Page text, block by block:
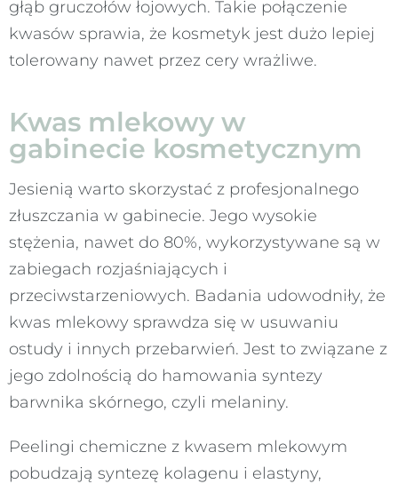
głąb gruczołów łojowych. Takie połączenie
kwasów sprawia, że kosmetyk jest dużo lepiej
tolerowany nawet przez cery wrażliwe.
Kwas mlekowy w
gabinecie kosmetycznym
Jesienią warto skorzystać z profesjonalnego
złuszczania w gabinecie. Jego wysokie
stężenia, nawet do 80%, wykorzystywane są w
zabiegach rozjaśniających i
przeciwstarzeniowych. Badania udowodniły, że
kwas mlekowy sprawdza się w usuwaniu
ostudy i innych przebarwień. Jest to związane z
jego zdolnością do hamowania syntezy
barwnika skórnego, czyli melaniny.
Peelingi chemiczne z kwasem mlekowym
pobudzają syntezę kolagenu i elastyny,